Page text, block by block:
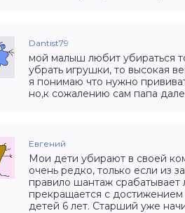
Dantist79
мой малыш любит убираться
убрать игрушки, то высокая
я понимаю что нужно
но,к сожалению сам папа
Евгений
Мои дети убирают в своей
очень редко, только если из
правило шантаж
прекращается с
детей 6 лет. Старший уже